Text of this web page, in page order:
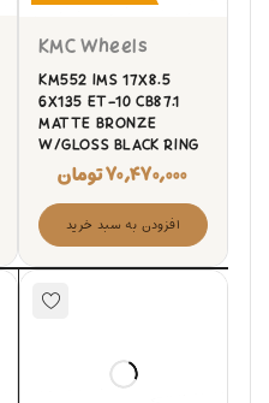
KMC Wheels
KM552 IMS 17X8.5
6X135 ET-10 CB87.1
MATTE BRONZE
W/GLOSS BLACK RING
۷۰,۴۷۰,۰۰۰تومان
افزودن به سبد خرید